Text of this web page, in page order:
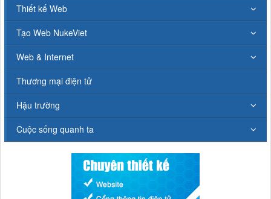
Thiết kế Web
Tạo Web NukeViet
Web & Internet
Thương mại điện tử
Hậu trường
Cuộc sống quanh ta